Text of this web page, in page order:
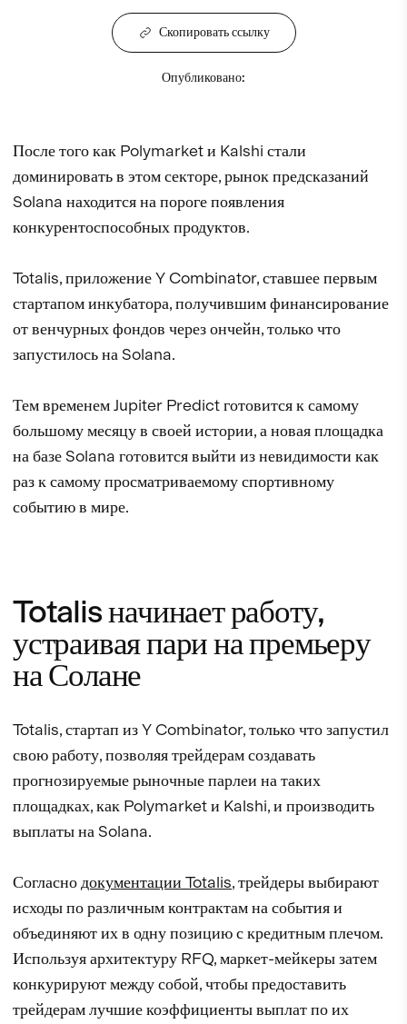
Скопировать ссылку
Опубликовано:
После того как Polymarket и Kalshi стали
доминировать в этом секторе, рынок предсказаний
Solana находится на пороге появления
конкурентоспособных продуктов.
Totalis, приложение Y Combinator, ставшее первым
стартапом инкубатора, получившим финансирование
от венчурных фондов через ончейн, только что
запустилось на Solana.
Тем временем Jupiter Predict готовится к самому
большому месяцу в своей истории, а новая площадка
на базе Solana готовится выйти из невидимости как
раз к самому просматриваемому спортивному
событию в мире.
Totalis начинает работу,
устраивая пари на премьеру
на Солане
Totalis, стартап из Y Combinator, только что запустил
свою работу, позволяя трейдерам создавать
прогнозируемые рыночные парлеи на таких
площадках, как Polymarket и Kalshi, и производить
выплаты на Solana.
Согласнодокументации Totalis, трейдеры выбирают
исходы по различным контрактам на события и
объединяют их в одну позицию с кредитным плечом.
Используя архитектуру RFQ, маркет-мейкеры затем
конкурируют между собой, чтобы предоставить
трейдерам лучшие коэффициенты выплат по их